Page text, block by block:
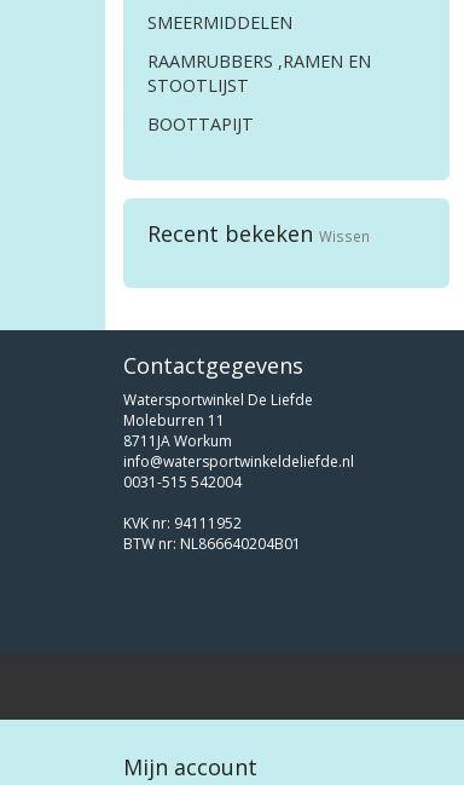
SMEERMIDDELEN
RAAMRUBBERS ,RAMEN EN
STOOTLIJST
BOOTTAPIJT
Recent bekeken Wissen
Contactgegevens
Watersportwinkel De Liefde
Moleburren 11
8711JA Workum
info@watersportwinkeldeliefde.nl
0031-515 542004
KVK nr: 94111952
BTW nr: NL866640204B01
Mijn account